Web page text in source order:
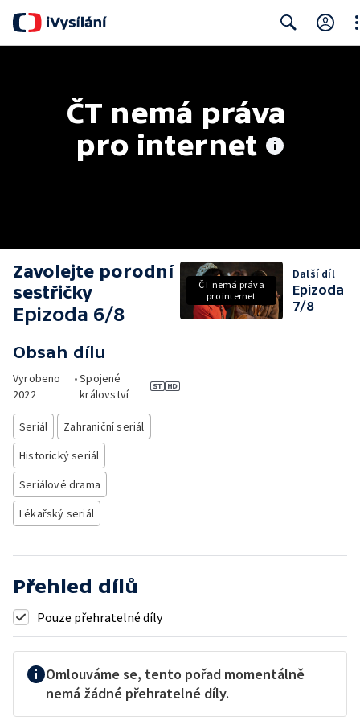
ČT nemá práva
pro internet
Zavolejte porodní
sestřičky
Epizoda 6/8
Obsah dílu
Vyrobeno
2022
•Spojené
království
Seriál
Zahraniční seriál
Historický seriál
Seriálové drama
Lékařský seriál
ČT nemá práva
pro internet
Další díl
Epizoda
7/8
Přehled dílů
Pouze přehratelné díly
Omlouváme se, tento pořad momentálně
nemá žádné přehratelné díly.